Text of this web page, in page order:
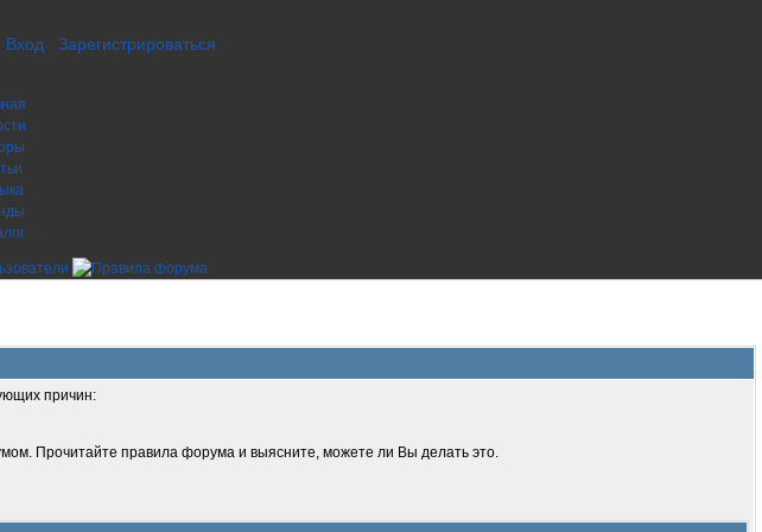
Вход Зарегистрироваться
причин:
Прочитайте правила форума и выясните, можете ли Вы делать это.